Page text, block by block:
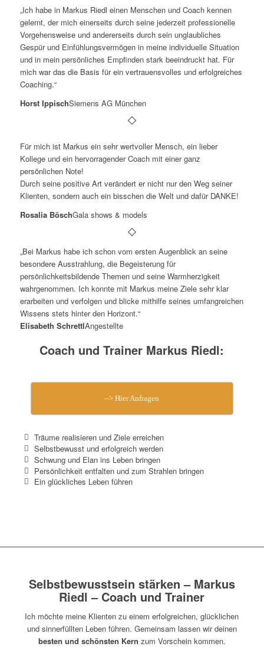
„Ich habe in Markus Riedl einen Menschen und Coach kennen
gelernt, der mich einerseits durch seine jederzeit professionelle
Vorgehensweise und andererseits durch sein unglaubliches
Gespür und Einfühlungsvermögen in meine individuelle Situation
und in mein persönliches Empfinden stark beeindruckt hat. Für
mich war das die Basis für ein vertrauensvolles und erfolgreiches
Coaching.“
Horst IppischSiemens AG München
Für mich ist Markus ein sehr wertvoller Mensch, ein lieber
Kollege und ein hervorragender Coach mit einer ganz
persönlichen Note!
Durch seine positive Art verändert er nicht nur den Weg seiner
Klienten, sondern auch ein bisschen die Welt und dafür DANKE!
Rosalia BöschGala shows & models
„Bei Markus habe ich schon vom ersten Augenblick an seine
besondere Ausstrahlung, die Begeisterung für
persönlichkeitsbildende Themen und seine Warmherzigkeit
wahrgenommen. Ich konnte mit Markus meine Ziele sehr klar
erarbeiten und verfolgen und blicke mithilfe seines umfangreichen
Wissens stets hinter den Horizont.“
Elisabeth SchrettlAngestellte
Coach und Trainer Markus Riedl:
--> Hier Anfragen
Träume realisieren und Ziele erreichen
Selbstbewusst und erfolgreich werden
Schwung und Elan ins Leben bringen
Persönlichkeit entfalten und zum Strahlen bringen
Ein glückliches Leben führen
Selbstbewusstsein stärken – Markus
Riedl – Coach und Trainer
Ich möchte meine Klienten zu einem erfolgreichen, glücklichen
und sinnerfüllten Leben führen. Gemeinsam lassen wir deinen
besten und schönsten Kern zum Vorschein kommen.